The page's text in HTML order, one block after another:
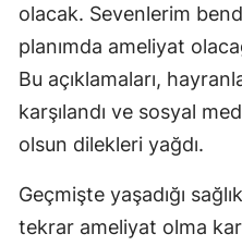
olacak. Sevenlerim
planımda ameliyat
Bu açıklamaları,
karşılandı ve sosyal
olsun dilekleri yağdı.
Geçmişte yaşadığı
tekrar ameliyat olma